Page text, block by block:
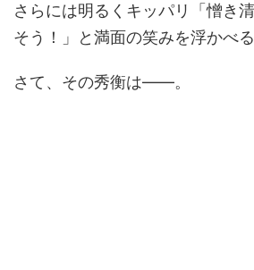
さらには明るくキッパリ「憎き
そう！」と満面の笑みを浮かべる
さて、その秀衡は――。